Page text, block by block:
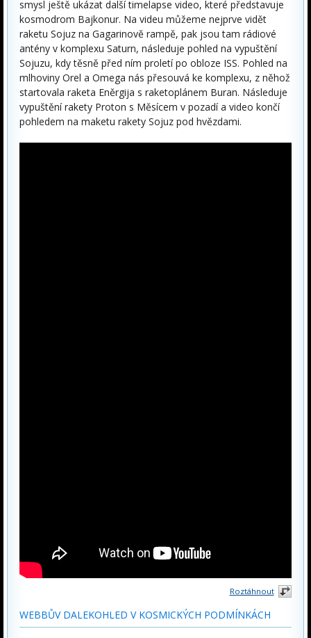
smysl ještě ukázat další timelapse video, které představuje
kosmodrom Bajkonur. Na videu můžeme nejprve vidět
raketu Sojuz na Gagarinově rampě, pak jsou tam rádiové
antény v komplexu Saturn, následuje pohled na vypuštění
Sojuzu, kdy těsně před ním proletí po obloze ISS. Pohled na
mlhoviny Orel a Omega nás přesouvá ke komplexu, z něhož
startovala raketa Eněrgija s raketoplánem Buran. Následuje
vypuštění rakety Proton s Měsícem v pozadí a video končí
pohledem na maketu rakety Sojuz pod hvězdami.
Roztáhnout
WEBBŮV DALEKOHLED V KOSMICKÝCH PODMÍNKÁCH